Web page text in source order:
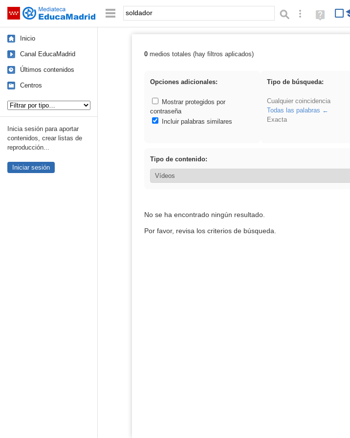
Saltar navegación Palabra o frase: Búsqueda avanzada
Ayuda
(en
Inicio
Canal EducaMadrid
Últimos contenidos
Centros
Inicia sesión para aportar
contenidos, crear listas de
reproducción...
Iniciar sesión
Resultados de: soldador
0medios totales (hay filtros aplicados)
Opciones adicionales:
Mostrar protegidos por
contraseña
Incluir palabras similares
Tipo de búsqueda:
Cualquier coincidencia
Todas las palabras
Exacta
Tipo de contenido:
No se ha encontrado ningún resultado.
Por favor, revisa los criterios de búsqueda.